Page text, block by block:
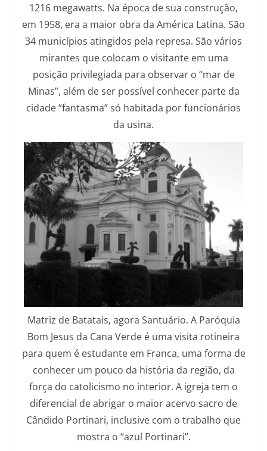
1216 megawatts. Na época de sua construção,
em 1958, era a maior obra da América Latina. São
34 municípios atingidos pela represa. São vários
mirantes que colocam o visitante em uma
posição privilegiada para observar o “mar de
Minas”, além de ser possível conhecer parte da
cidade “fantasma” só habitada por funcionários
da usina.
Matriz de Batatais, agora Santuário. A Paróquia
Bom Jesus da Cana Verde é uma visita rotineira
para quem é estudante em Franca, uma forma de
conhecer um pouco da história da região, da
força do catolicismo no interior. A igreja tem o
diferencial de abrigar o maior acervo sacro de
Cândido Portinari, inclusive com o trabalho que
mostra o “azul Portinari”.